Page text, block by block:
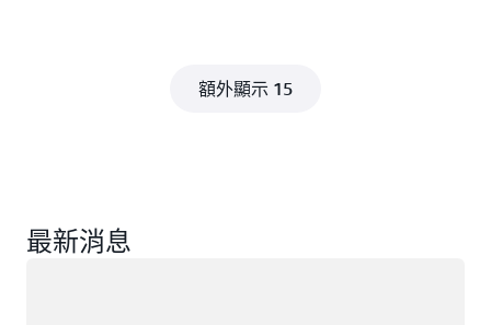
額外顯示 15
最新消息